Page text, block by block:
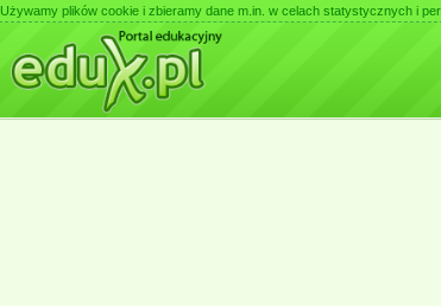
Używamy plików cookie i zbieramy dane m.in. w celach statystycznych i